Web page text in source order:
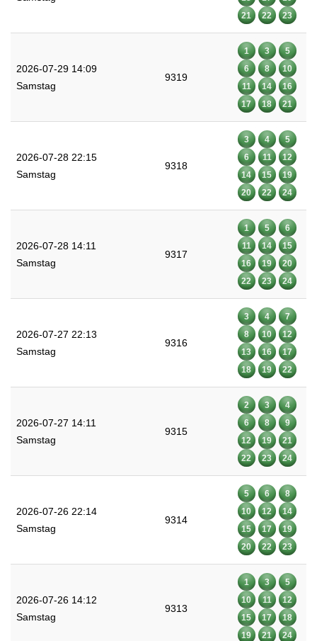
21
22 23
2026-07-29 14:09
Samstag
9319
1 3
5
6
8
10
11
14
16
17
18 21
2026-07-28 22:15
Samstag
9318
3 4
5
6
11
12
14
15
19
20
22 24
2026-07-28 14:11
Samstag
9317
1 5
6
11
14
15
16
19
20
22
23 24
2026-07-27 22:13
Samstag
9316
3 4
7
8
10
12
13
16
17
18
19 22
2026-07-27 14:11
Samstag
9315
2 3
4
6
8
9
12
19
21
22
23 24
2026-07-26 22:14
Samstag
9314
5 6
8
10
12
14
15
17
19
20
22 23
2026-07-26 14:12
Samstag
9313
1 3
5
10
11
12
15
17
18
19
21 24